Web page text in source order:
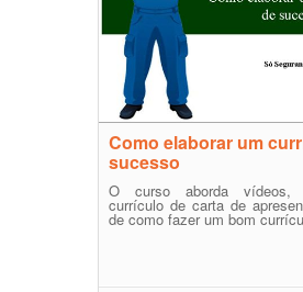
Como elaborar um
sucesso
O curso aborda vídeos,
currículo de carta de
de como fazer um bom